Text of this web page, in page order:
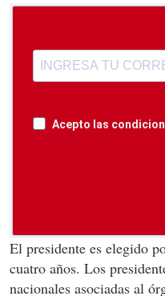
Acepto las
El presidente es elegido
cuatro años. Los
nacionales asociadas al